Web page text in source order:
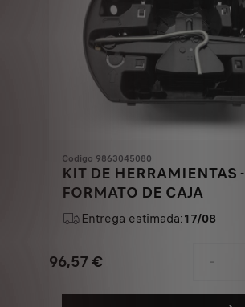
Codigo 9863045080
KIT DE HERRAMIENTAS -
FORMATO DE CAJA
Entrega estimada:17/08
96,57 €
Price
-
Quantity